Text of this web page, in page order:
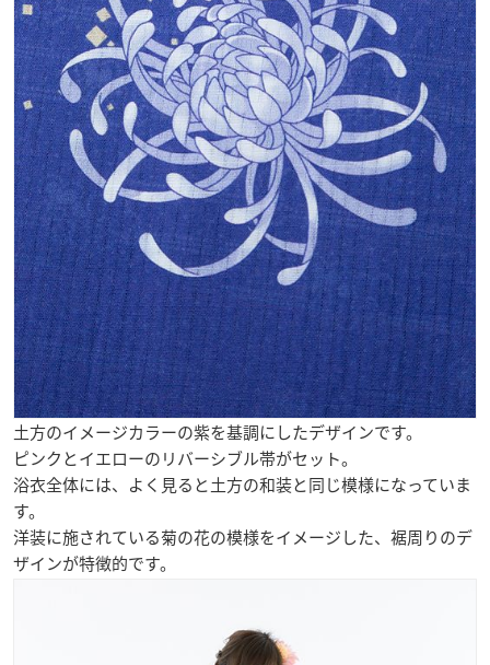
土方のイメージカラーの紫を基調にしたデザインです。
ピンクとイエローのリバーシブル帯がセット。
浴衣全体には、よく見ると土方の和装と同じ模様になっていま
す。
洋装に施されている菊の花の模様をイメージした、裾周りのデ
ザインが特徴的です。